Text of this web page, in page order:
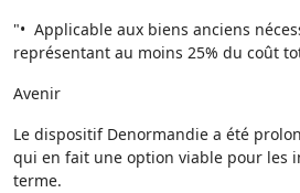
"• Applicable aux biens anciens
représentant au moins 25% du coût
Avenir
Le dispositif Denormandie a été
qui en fait une option viable pour les
terme.